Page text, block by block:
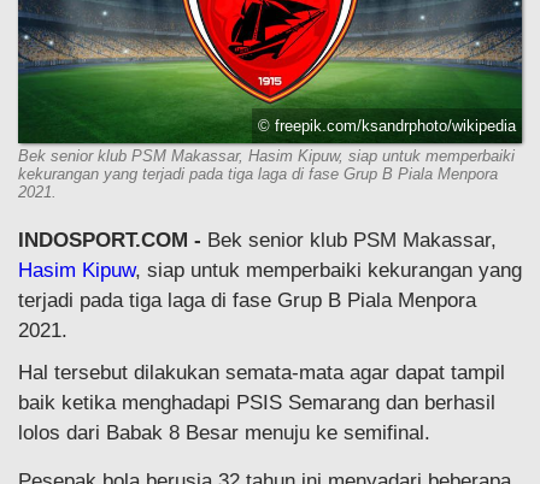
© freepik.com/ksandrphoto/wikipedia
Bek senior klub PSM Makassar, Hasim Kipuw, siap untuk memperbaiki
kekurangan yang terjadi pada tiga laga di fase Grup B Piala Menpora
2021.
INDOSPORT.COM - Bek senior klub PSM Makassar,
Hasim Kipuw, siap untuk memperbaiki kekurangan yang
terjadi pada tiga laga di fase Grup B Piala Menpora
2021.
Hal tersebut dilakukan semata-mata agar dapat tampil
baik ketika menghadapi PSIS Semarang dan berhasil
lolos dari Babak 8 Besar menuju ke semifinal.